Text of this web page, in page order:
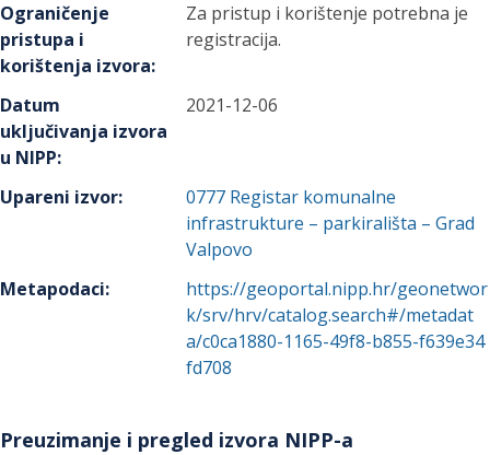
Ograničenje
pristupa i
korištenja izvora:
Za pristup i korištenje potrebna je
registracija.
Datum
uključivanja izvora
u NIPP:
2021-12-06
Upareni izvor: 0777 Registar komunalne
infrastrukture – parkirališta – Grad
Valpovo
Metapodaci:
https://geoportal.nipp.hr/geonetwor
k/srv/hrv/catalog.search#/metadat
a/c0ca1880-1165-49f8-b855-f639e34
fd708
Preuzimanje i pregled izvora NIPP-a